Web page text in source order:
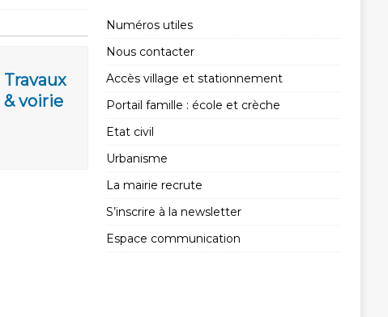
Travaux
& voirie
Numéros utiles
Nous contacter
Accès village et stationnement
Portail famille : école et crèche
Etat civil
Urbanisme
La mairie recrute
S’inscrire à la newsletter
Espace communication